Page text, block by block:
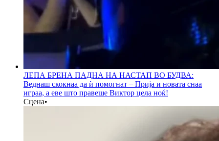
ЛЕПА БРЕНА ПАДНА НА НАСТАП ВО БУДВА:
Веднаш скокнаа да ѝ помогнат – Прија и новата снаа
играа, а еве што правеше Виктор цела ноќ!
Сцена•